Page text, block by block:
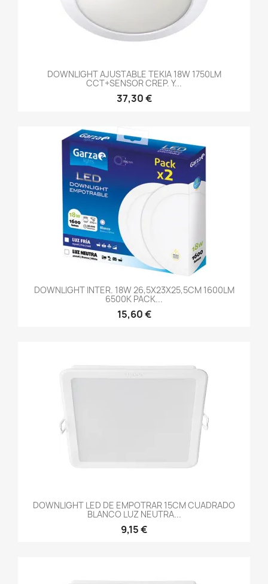
DOWNLIGHT AJUSTABLE TEKIA 18W 1750LM
CCT+SENSOR CREP. Y...
37,30 €
DOWNLIGHT INTER. 18W 26,5X23X25,5CM 1600LM
6500K PACK...
15,60 €
DOWNLIGHT LED DE EMPOTRAR 15CM CUADRADO
BLANCO LUZ NEUTRA...
9,15 €